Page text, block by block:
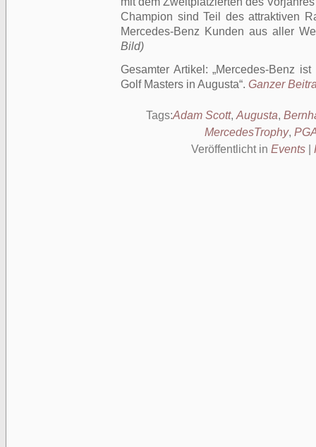
Champion sind Teil des attraktiven
Mercedes-Benz Kunden aus aller
Bild)
Gesamter Artikel: Mercedes-Benz
Golf Masters in Augusta . Ganzer
Tags:Adam Scott, Augusta,
MercedesTrophy,
Veröffentlicht in Events